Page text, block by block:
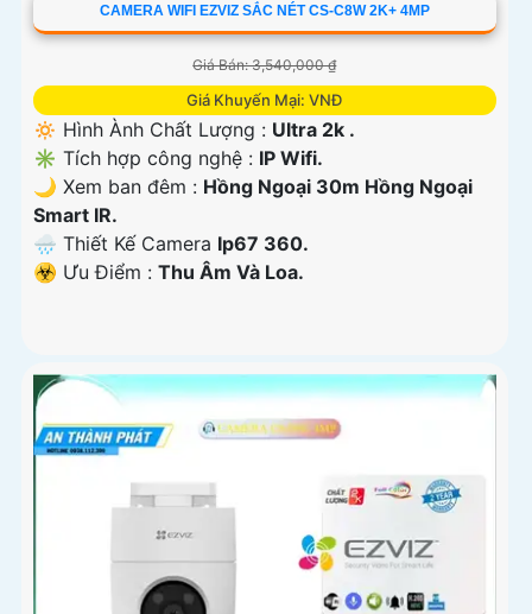
CAMERA WIFI EZVIZ SẮC NÉT CS-C8W 2K+ 4MP
Giá Bán: 3,540,000 ₫
Giá Khuyến Mại: VNĐ
🔅 Hình Ành Chất Lượng : Ultra 2k .
✳️ Tích hợp công nghệ : IP Wifi.
🌙 Xem ban đêm : Hồng Ngoại 30m Hồng Ngoại
Smart IR.
🌧️ Thiết Kế Camera Ip67 360.
️☣️ Ưu Điểm : Thu Âm Và Loa.